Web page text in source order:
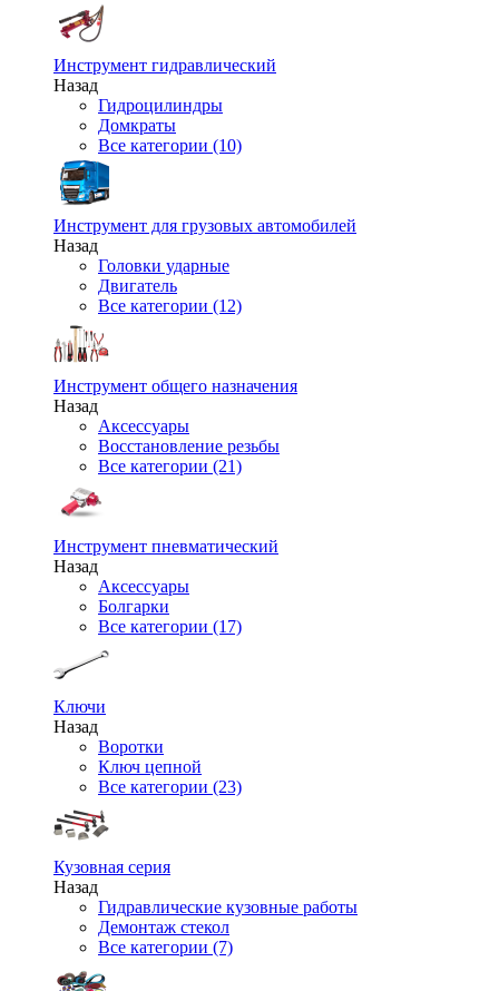
Инструмент гидравлический
Назад
Гидроцилиндры
Домкраты
Все категории (10)
Инструмент для грузовых автомобилей
Назад
Головки ударные
Двигатель
Все категории (12)
Инструмент общего назначения
Назад
Аксессуары
Восстановление резьбы
Все категории (21)
Инструмент пневматический
Назад
Аксессуары
Болгарки
Все категории (17)
Ключи
Назад
Воротки
Ключ цепной
Все категории (23)
Кузовная серия
Назад
Гидравлические кузовные работы
Демонтаж стекол
Все категории (7)